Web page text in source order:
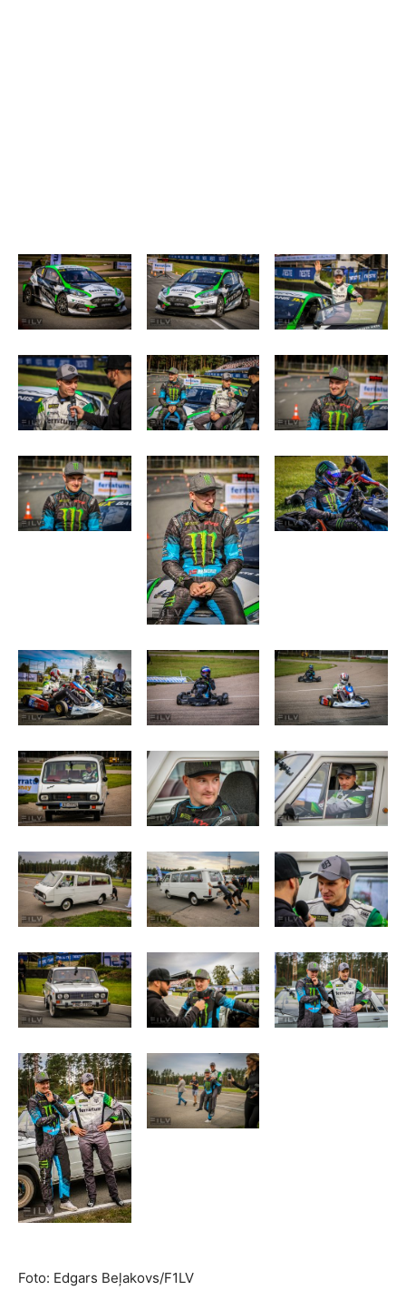
Foto: Edgars Beļakovs/F1LV